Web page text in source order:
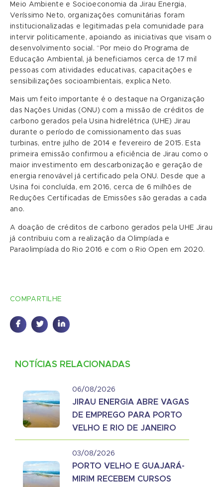
Meio Ambiente e Socioeconomia da Jirau Energia,
Veríssimo Neto, organizações comunitárias foram
institucionalizadas e legitimadas pela comunidade para
intervir politicamente, apoiando as iniciativas que visam o
desenvolvimento social. “Por meio do Programa de
Educação Ambiental, já beneficiamos cerca de 17 mil
pessoas com atividades educativas, capacitações e
sensibilizações socioambientais, explica Neto.
Mais um feito importante é o destaque na Organização
das Nações Unidas (ONU) com a missão de créditos de
carbono gerados pela Usina hidrelétrica (UHE) Jirau
durante o período de comissionamento das suas
turbinas, entre julho de 2014 e fevereiro de 2015. Esta
primeira emissão confirmou a eficiência de Jirau como o
maior investimento em descarbonização e geração de
energia renovável já certificado pela ONU. Desde que a
Usina foi concluída, em 2016, cerca de 6 milhões de
Reduções Certificadas de Emissões são geradas a cada
ano.
A doação de créditos de carbono gerados pela UHE Jirau
já contribuiu com a realização da Olimpíada e
Paraolimpíada do Rio 2016 e com o Rio Open em 2020.
COMPARTILHE
NOTÍCIAS RELACIONADAS
06/08/2026
JIRAU ENERGIA ABRE VAGAS
DE EMPREGO PARA PORTO
VELHO E RIO DE JANEIRO
03/08/2026
PORTO VELHO E GUAJARÁ-
MIRIM RECEBEM CURSOS